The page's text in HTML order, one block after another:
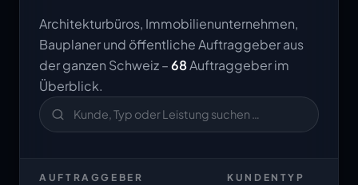
Architekturbüros, Immobilienunternehmen,
Bauplaner und öffentliche Auftraggeber aus
der ganzen Schweiz –68Auftraggeber im
Überblick.
AUFTRAGGEBER KUNDENTYP